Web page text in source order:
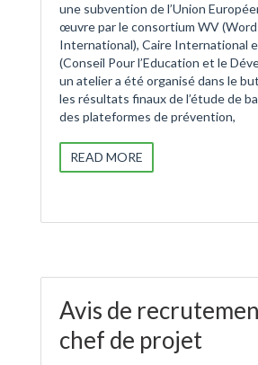
une subvention de l’Union
œuvre par le consortium WV
International), Caire International
(Conseil Pour l’Education et le
un atelier a été organisé dans le
les résultats finaux de l’étude de
des plateformes de prévention,
READ MORE
Avis de
chef de projet